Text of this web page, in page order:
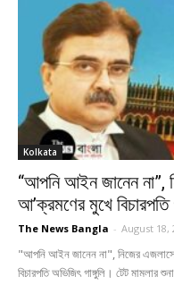
Kolkata
“আপনি আইন জানেন না”,
আ’ক্রমণের মুখে বিচারপতি
The News Bangla - August 18,
"আপনি আইন জানেন না", নিজের
বিচারপতি অভিজিৎ গাঙ্গুলি। টেট মামলার